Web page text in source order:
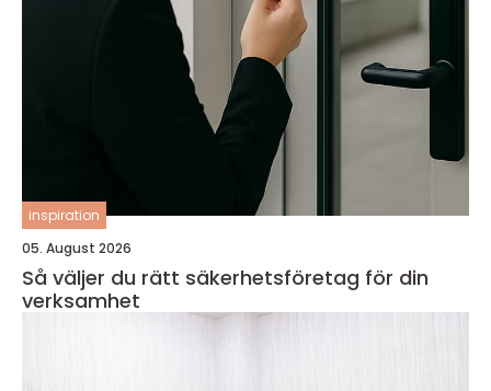
inspiration
05. August 2026
Så väljer du rätt säkerhetsföretag för din
verksamhet